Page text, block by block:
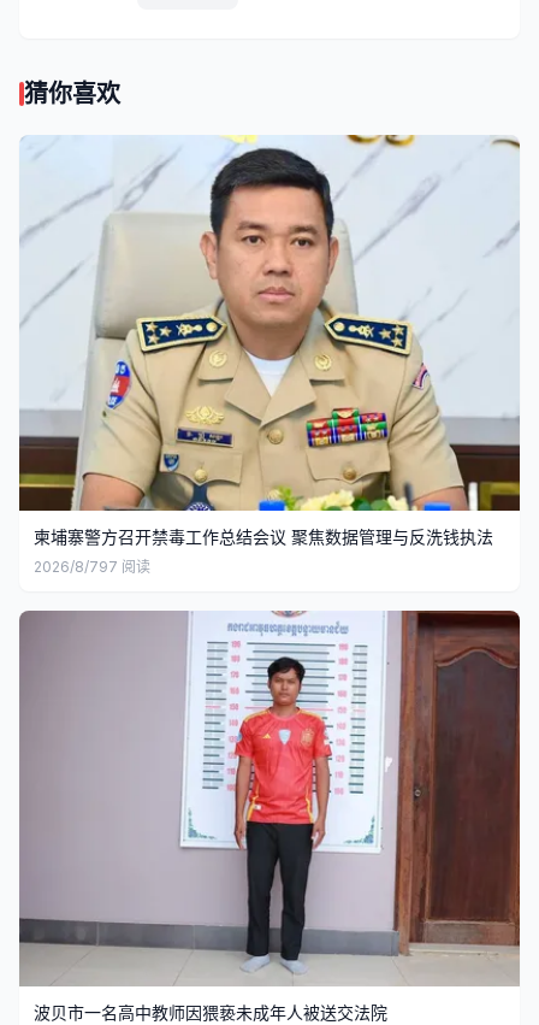
猜你喜欢
柬埔寨警方召开禁毒工作总结会议 聚焦数据管理与反洗钱执法
2026/8/797 阅读
波贝市一名高中教师因猥亵未成年人被送交法院